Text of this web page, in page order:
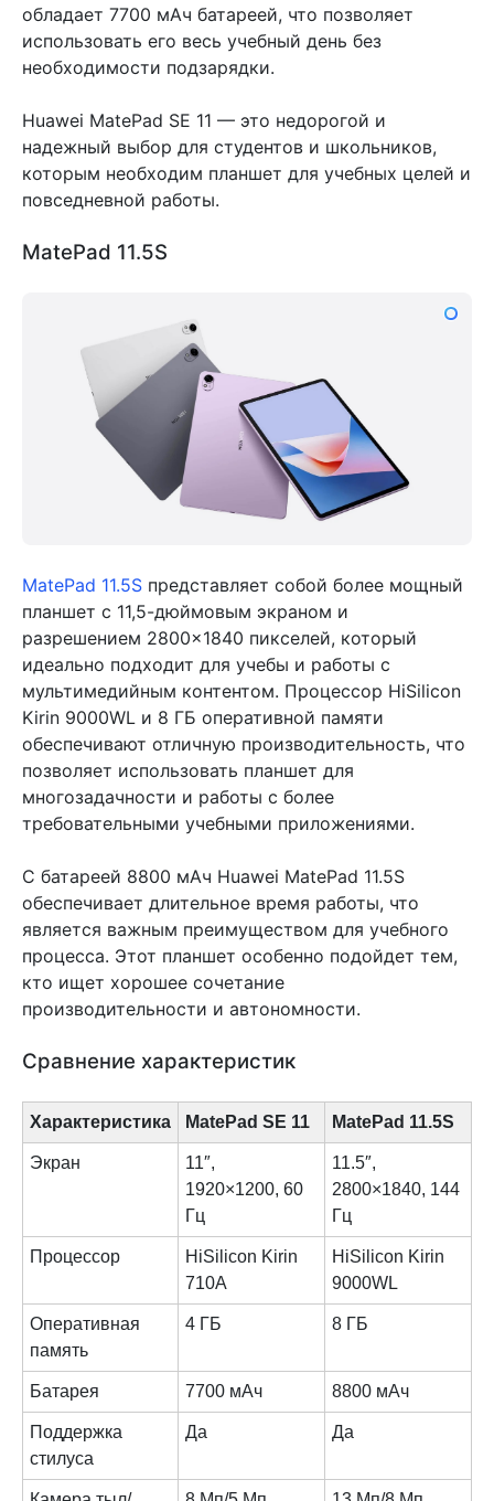
обладает 7700 мАч батареей, что позволяет
использовать его весь учебный день без
необходимости подзарядки.
Huawei MatePad SE 11 — это недорогой и
надежный выбор для студентов и школьников,
которым необходим планшет для учебных целей и
повседневной работы.
MatePad 11.5S
MatePad 11.5S представляет собой более мощный
планшет с 11,5-дюймовым экраном и
разрешением 2800×1840 пикселей, который
идеально подходит для учебы и работы с
мультимедийным контентом. Процессор HiSilicon
Kirin 9000WL и 8 ГБ оперативной памяти
обеспечивают отличную производительность, что
позволяет использовать планшет для
многозадачности и работы с более
требовательными учебными приложениями.
С батареей 8800 мАч Huawei MatePad 11.5S
обеспечивает длительное время работы, что
является важным преимуществом для учебного
процесса. Этот планшет особенно подойдет тем,
кто ищет хорошее сочетание
производительности и автономности.
Сравнение характеристик
Характеристика MatePad SE 11 MatePad 11.5S
Экран
11″,
1920×1200, 60
Гц
11.5″,
2800×1840, 144
Гц
Процессор
HiSilicon Kirin
710A
HiSilicon Kirin
9000WL
Оперативная
память
4 ГБ 8 ГБ
Батарея 7700 мАч 8800 мАч
Поддержка
стилуса
Да Да